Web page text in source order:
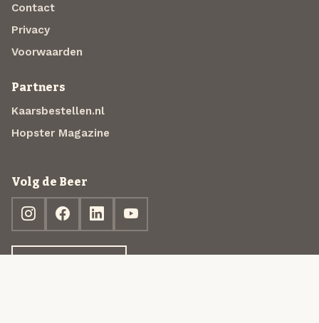
Contact
Privacy
Voorwaarden
Partners
Kaarsbestellen.nl
Hopster Magazine
Volg de Beer